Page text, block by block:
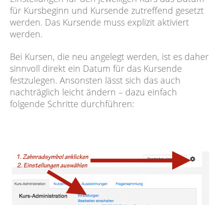
für Kursbeginn und Kursende zutreffend gesetzt
werden. Das Kursende muss explizit aktiviert
werden.
Bei Kursen, die neu angelegt werden, ist es daher
sinnvoll direkt ein Datum für das Kursende
festzulegen. Ansonsten lässt sich das auch
nachträglich leicht ändern – dazu einfach
folgende Schritte durchführen: